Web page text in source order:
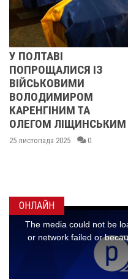
ПОЛТАВІ
ІЗ
ТА
ЛІЩИНСЬКИМ
листопада 2025 0
ОНЛАЙН